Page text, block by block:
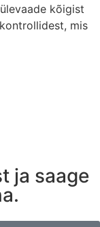
kõigist
mis
ja saage